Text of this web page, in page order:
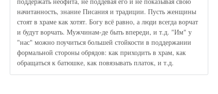
начитанность, знание Писания и традиции. Пусть женщины
стоят в храме как хотят. Богу всё равно, а люди всегда ворчат
и будут ворчать. Мужчинам-де быть впереди, и т.д. "Им" у
"нас" можно поучиться большей стойкости в поддержании
формальной стороны обрядов: как приходить в храм, как
обращаться к батюшке, как повязывать платок, и т.д.